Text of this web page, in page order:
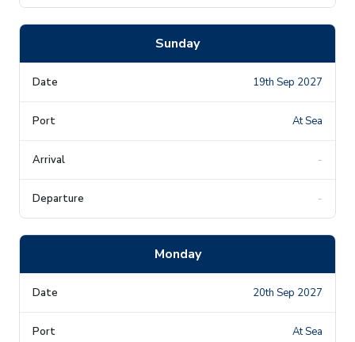
Sunday
19th Sep 2027
At Sea
-
-
Monday
20th Sep 2027
At Sea